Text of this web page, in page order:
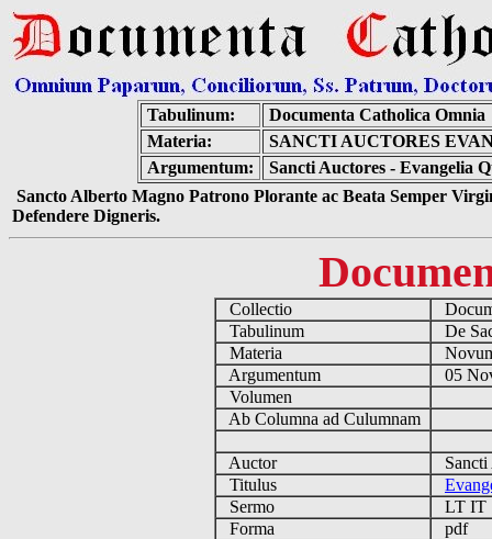
Tabulinum:
Documenta Catholica Omnia
Materia:
SANCTI AUCTORES
Argumentum:
Sancti Auctores - Evangelia
Sancto Alberto Magno Patrono Plorante ac Beata Semper
Defendere Digneris.
Collectio
Tabulinum
De
Materia
Argumentum
05
Volumen
Ab Columna ad Culumnam
Auctor
Titulus
Sermo
LT
Forma
pdf